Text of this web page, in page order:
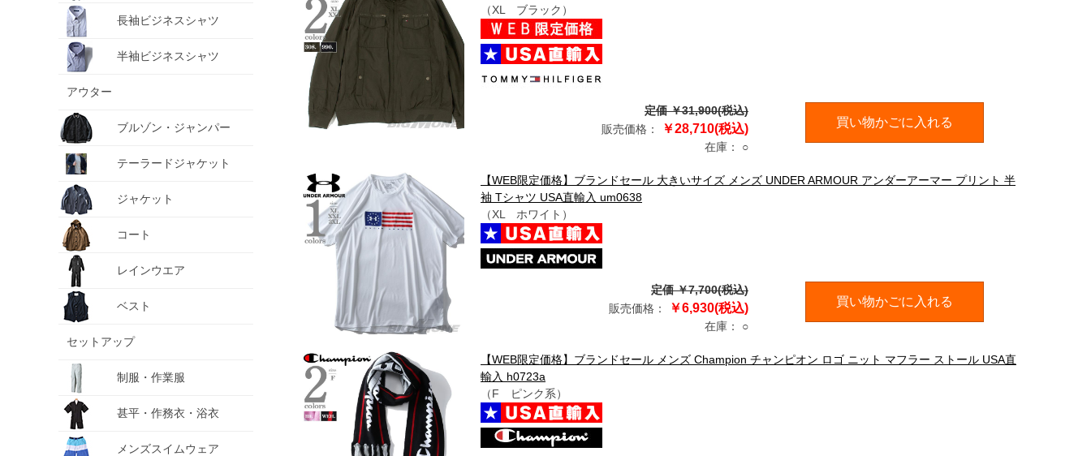
長袖ビジネスシャツ
半袖ビジネスシャツ
アウター
ブルゾン・ジャンパー
テーラードジャケット
ジャケット
コート
レインウエア
ベスト
セットアップ
制服・作業服
甚平・作務衣・浴衣
メンズスイムウェア
（XL ブラック）
定価 ￥31,900(税込)
販売価格：
￥28,710(税込)
在庫： ○
買い物かごに入れる
【WEB限定価格】ブランドセール 大きいサイズ メンズ UNDER ARMOUR アンダーアーマー プリント 半
袖 Tシャツ USA直輸入 um0638
（XL ホワイト）
定価 ￥7,700(税込)
販売価格：
￥6,930(税込)
在庫： ○
買い物かごに入れる
【WEB限定価格】ブランドセール メンズ Champion チャンピオン ロゴ ニット マフラー ストール USA直
輸入 h0723a
（F ピンク系）